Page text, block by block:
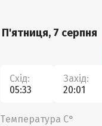
П'ятниця, 7 серпня
Схід:
05:33
Захід:
20:01
Температура С°